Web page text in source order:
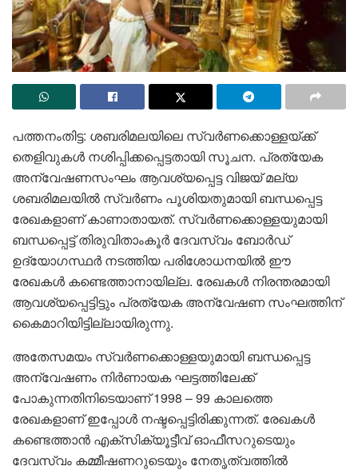
പത്തനംതിട്ട: ശബരിമലയിലെ സ്വർണക്കൊള്ളയ്ക്ക്
തെളിവുകൾ നശിപ്പിക്കപ്പെട്ടതായി സൂചന. പ്രത്യേക
അന്വേഷണസംഘം ആവശ്യപ്പെട്ട വിജയ് മല്യ
ശബരിമലയിൽ സ്വർണം പൂശിയതുമായി ബന്ധപ്പെട്ട
രേഖകളാണ് കാണാതായത്. സ്വർണക്കൊള്ളയുമായി
ബന്ധപ്പെട്ട് തിരുവിതാംകൂർ ദേവസ്വം ബോർഡ്
ഉദ്യോഗസ്ഥർ നടത്തിയ പരിശോധനയിൽ ഈ
രേഖകൾ കണ്ടെത്താനായില്ല. രേഖകൾ നിരന്തരമായി
ആവശ്യപ്പെട്ടിട്ടും പ്രത്യേക അന്വേഷണ സംഘത്തിന്
കൈമാറിയിട്ടില്ലായിരുന്നു.
അതേസമയം സ്വർണക്കൊള്ളയുമായി ബന്ധപ്പെട്ട
അന്വേഷണം നിർണായക ഘട്ടത്തിലേക്ക്
പോകുന്നതിനിടെയാണ് 1998 – 99 കാലത്തെ
രേഖകളാണ് ഇപ്പോൾ നഷ്ടപ്പെട്ടിരിക്കുന്നത്. രേഖകൾ
കണ്ടെത്താൻ എക്‌സിക്യൂട്ടീവ് ഓഫീസറുടെയും
ദേവസ്വം കമ്മീഷണറുടെയും നേതൃത്വത്തിൽ